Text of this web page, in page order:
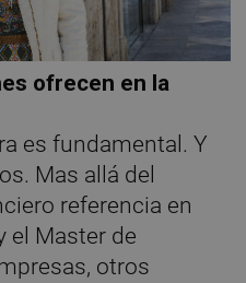
ofrecen en la
es fundamental. Y
Mas allá del
referencia en
el Master de
otros